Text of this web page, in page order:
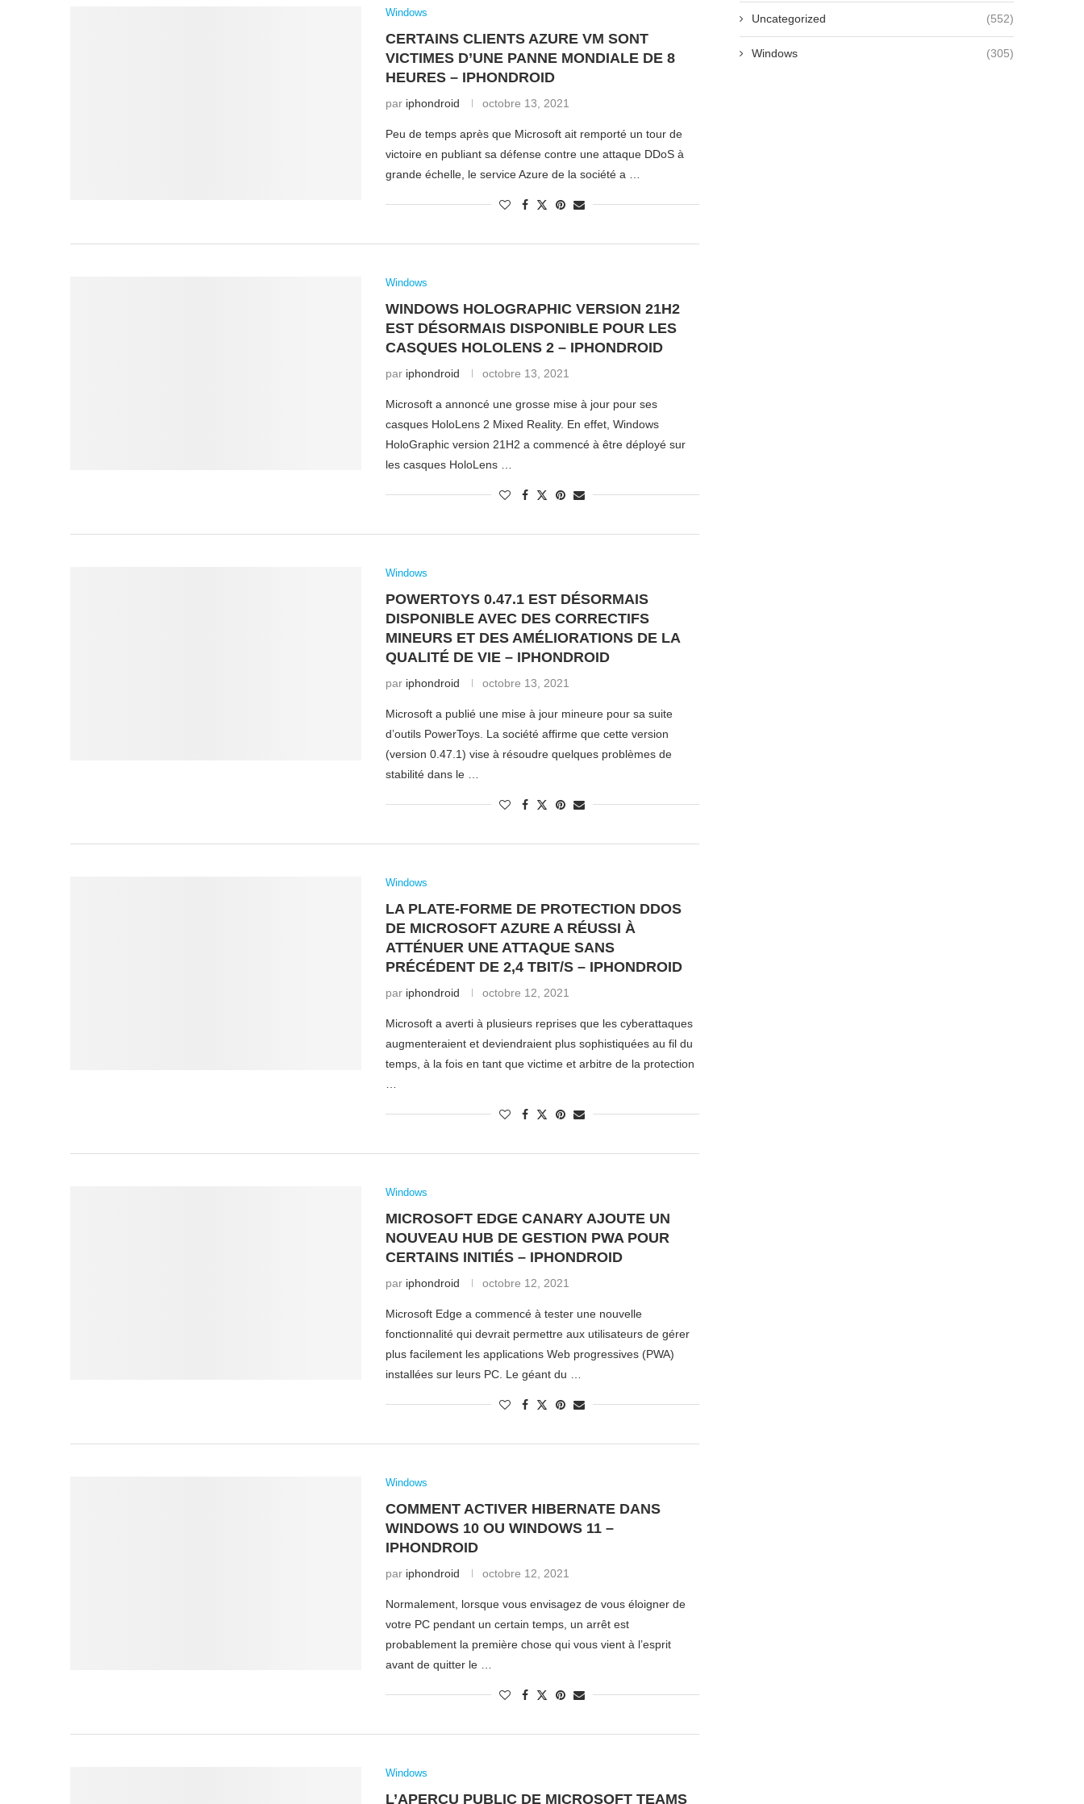
Windows
CERTAINS CLIENTS AZURE VM SONT
VICTIMES D’UNE PANNE MONDIALE DE 8
HEURES – IPHONDROID
par iphondroid octobre 13, 2021
Peu de temps après que Microsoft ait remporté un tour de
victoire en publiant sa défense contre une attaque DDoS à
grande échelle, le service Azure de la société a …
Windows
WINDOWS HOLOGRAPHIC VERSION 21H2
EST DÉSORMAIS DISPONIBLE POUR LES
CASQUES HOLOLENS 2 – IPHONDROID
par iphondroid octobre 13, 2021
Microsoft a annoncé une grosse mise à jour pour ses
casques HoloLens 2 Mixed Reality. En effet, Windows
HoloGraphic version 21H2 a commencé à être déployé sur
les casques HoloLens …
Windows
POWERTOYS 0.47.1 EST DÉSORMAIS
DISPONIBLE AVEC DES CORRECTIFS
MINEURS ET DES AMÉLIORATIONS DE LA
QUALITÉ DE VIE – IPHONDROID
par iphondroid octobre 13, 2021
Microsoft a publié une mise à jour mineure pour sa suite
d’outils PowerToys. La société affirme que cette version
(version 0.47.1) vise à résoudre quelques problèmes de
stabilité dans le …
Windows
LA PLATE-FORME DE PROTECTION DDOS
DE MICROSOFT AZURE A RÉUSSI À
ATTÉNUER UNE ATTAQUE SANS
PRÉCÉDENT DE 2,4 TBIT/S – IPHONDROID
par iphondroid octobre 12, 2021
Microsoft a averti à plusieurs reprises que les cyberattaques
augmenteraient et deviendraient plus sophistiquées au fil du
temps, à la fois en tant que victime et arbitre de la protection
Windows
MICROSOFT EDGE CANARY AJOUTE UN
NOUVEAU HUB DE GESTION PWA POUR
CERTAINS INITIÉS – IPHONDROID
par iphondroid octobre 12, 2021
Microsoft Edge a commencé à tester une nouvelle
fonctionnalité qui devrait permettre aux utilisateurs de gérer
plus facilement les applications Web progressives (PWA)
installées sur leurs PC. Le géant du …
Windows
COMMENT ACTIVER HIBERNATE DANS
WINDOWS 10 OU WINDOWS 11 –
IPHONDROID
par iphondroid octobre 12, 2021
Normalement, lorsque vous envisagez de vous éloigner de
votre PC pendant un certain temps, un arrêt est
probablement la première chose qui vous vient à l’esprit
avant de quitter le …
Windows
L’APERÇU PUBLIC DE MICROSOFT TEAMS
Uncategorized (552)
Windows (305)